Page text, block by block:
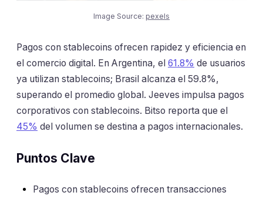
Image Source: pexels
Pagos con stablecoins ofrecen rapidez y eficiencia en
el comercio digital. En Argentina, el 61.8% de usuarios
ya utilizan stablecoins; Brasil alcanza el 59.8%,
superando el promedio global. Jeeves impulsa pagos
corporativos con stablecoins. Bitso reporta que el
45% del volumen se destina a pagos internacionales.
Puntos Clave
Pagos con stablecoins ofrecen transacciones